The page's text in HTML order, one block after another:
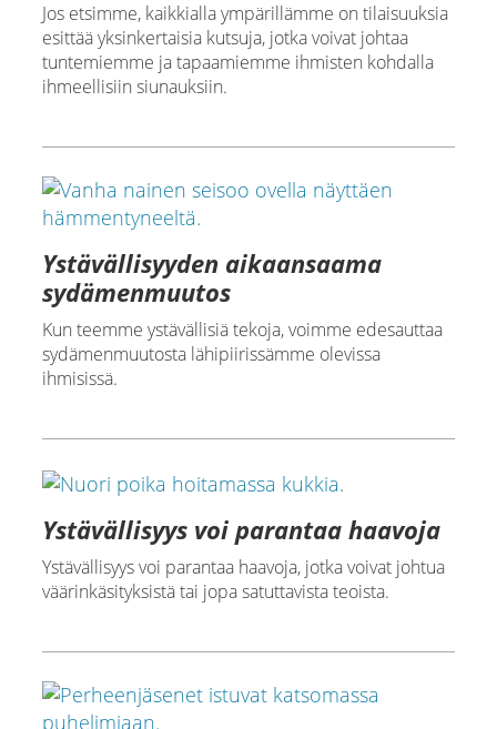
Jos etsimme, kaikkialla ympärillämme on tilaisuuksia
esittää yksinkertaisia kutsuja, jotka voivat johtaa
tuntemiemme ja tapaamiemme ihmisten kohdalla
ihmeellisiin siunauksiin.
Ystävällisyyden aikaansaama
sydämenmuutos
Kun teemme ystävällisiä tekoja, voimme edesauttaa
sydämenmuutosta lähipiirissämme olevissa
ihmisissä.
Ystävällisyys voi parantaa haavoja
Ystävällisyys voi parantaa haavoja, jotka voivat johtua
väärinkäsityksistä tai jopa satuttavista teoista.